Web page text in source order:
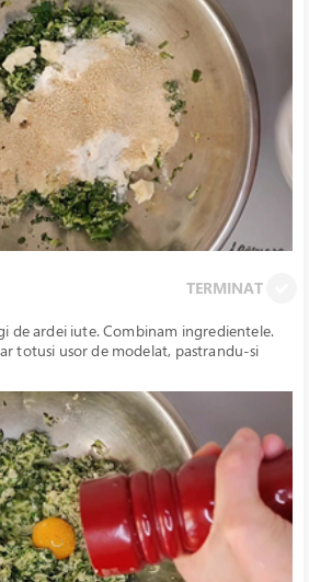
TERMINAT
de ardei iute. Combinam ingredientele.
totusi usor de modelat, pastrandu-si